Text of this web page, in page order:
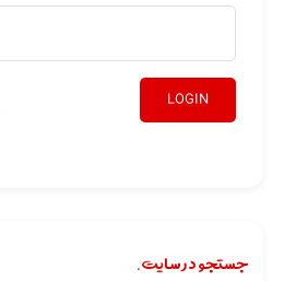
LOGIN
جستجو در سایت.